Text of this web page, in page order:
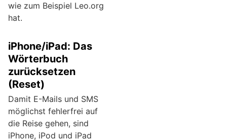
wie zum Beispiel Leo.org
hat.
iPhone/iPad: Das
Wörterbuch
zurücksetzen
(Reset)
Damit E-Mails und SMS
möglichst fehlerfrei auf
die Reise gehen, sind
iPhone, iPod und iPad